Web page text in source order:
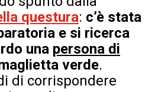
questura: c’è stata
e si ricerca
una persona di
verde.
di corrispondere